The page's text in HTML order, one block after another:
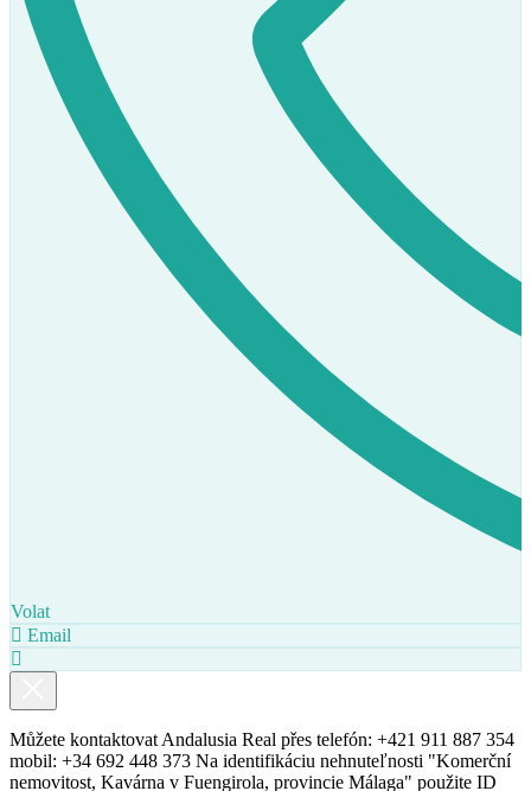
Volat
Email
Můžete kontaktovat Andalusia Real přes telefón: +421 911 887 354
mobil: +34 692 448 373 Na identifikáciu nehnuteľnosti "Komerční
nemovitost, Kavárna v Fuengirola, provincie Málaga" použite ID